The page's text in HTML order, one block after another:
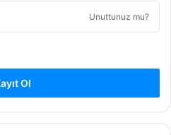
Unuttunuz mu?
Ol